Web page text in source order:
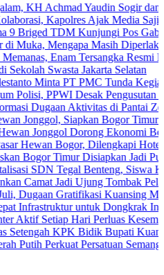
Yaudin Sogir dan Gus
Ajak Media Sajikan
Kunjungi Pos Gabma
Masih Diperlakukan
Tersangka Resmi Diseret ke
Jakarta Selatan
PT PMC Tunda Kegiatan Demi
Desak Pengusutan Tuntas
Aktivitas di Pantai Zore, Bea
Siapkan Bogor Timur Jadi Pusat
Dorong Ekonomi Bogor Timur
Dilengkapi Hotel Hewan
Disiapkan Jadi Pusat
Benteng, Siswa Kini Belajar
Ujung Tombak Pelayanan
Gratifikasi Kuansing Menguat
untuk Dongkrak Investasi
Hari Perluas Kesempatan Kerja
KPK Bidik Bupati Kuansing
Persatuan Semangat